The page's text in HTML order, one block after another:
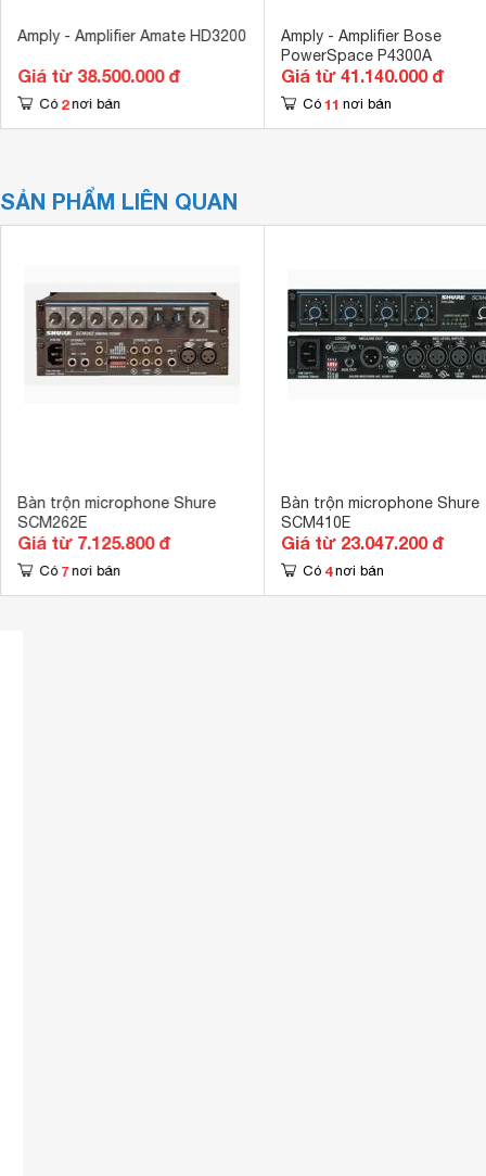
Amply - Amplifier Amate HD3200
Giá từ 38.500.000 đ
Có 2 nơi bán
Amply - Amplifier Bose
PowerSpace P4300A
Giá từ 41.140.000 đ
Có 11 nơi bán
SẢN PHẨM LIÊN QUAN
Bàn trộn microphone Shure
SCM262E
Giá từ 7.125.800 đ
Có 7 nơi bán
Bàn trộn microphone Shure
SCM410E
Giá từ 23.047.200 đ
Có 4 nơi bán